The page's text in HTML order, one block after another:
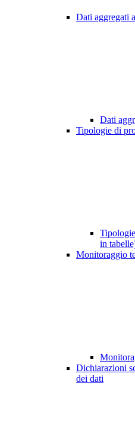
Dati aggregati
Dati
Tipologie di
in
Monitoraggio
Dichiarazioni
dei dati